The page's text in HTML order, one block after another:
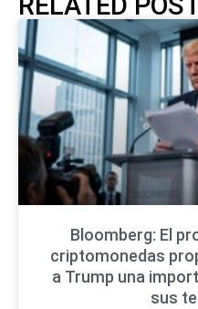
Bloomberg: El
criptomonedas
a Trump una
sus